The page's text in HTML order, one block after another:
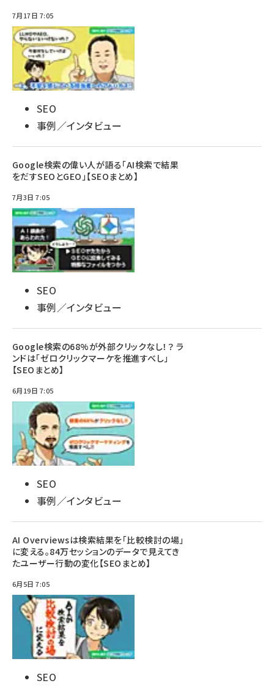
7月17日 7:05
SEO
事例／インタビュー
Google検索の偉い人が語る「AI検索で結果
をだすSEOとGEO」【SEOまとめ】
7月3日 7:05
SEO
事例／インタビュー
Google検索の68%が外部クリックなし！？ ラ
ンドは「ゼロクリックマーケを推進すべし」
【SEOまとめ】
6月19日 7:05
SEO
事例／インタビュー
AI Overviewsは検索結果を「比較検討の場」
に変える。84万セッションのデータで見えてき
たユーザー行動の変化【SEOまとめ】
6月5日 7:05
SEO